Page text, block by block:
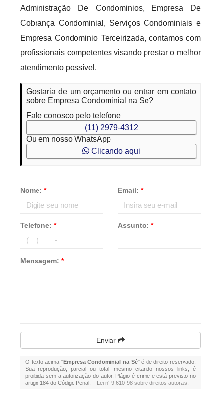
Administração De Condominios, Empresa De
Cobrança Condominial, Serviços Condominiais e
Empresa Condominio Terceirizada, contamos com
profissionais competentes visando prestar o melhor
atendimento possível.
Gostaria de um orçamento ou entrar em contato
sobre Empresa Condominial na Sé?
Fale conosco pelo telefone
(11) 2979-4312
Ou em nosso WhatsApp
Clicando aqui
Nome:* Email: *
Telefone:* Assunto: *
Mensagem:*
Enviar
O texto acima "Empresa Condominial na Sé" é de direito reservado.
Sua reprodução, parcial ou total, mesmo citando nossos links, é
proibida sem a autorização do autor. Plágio é crime e está previsto no
artigo 184 do Código Penal. – Lei n° 9.610-98 sobre direitos autorais